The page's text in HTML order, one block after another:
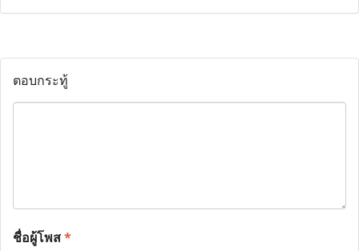
ตอบกระทู้
ชื่อผู้โพส*